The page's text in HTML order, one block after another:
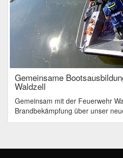
Gemeinsame
Waldzell
Gemeinsam mit der Feuerwehr
Brandbekämpfung über unser